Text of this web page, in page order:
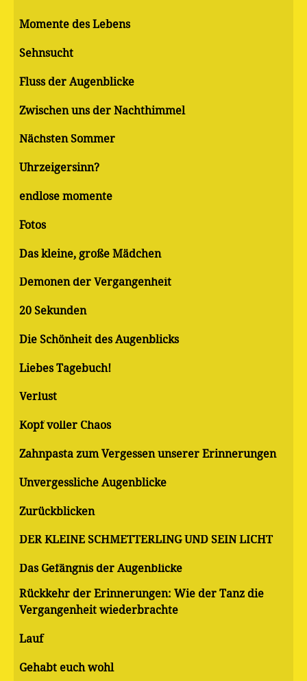
Momente des Lebens
Sehnsucht
Fluss der Augenblicke
Zwischen uns der Nachthimmel
Nächsten Sommer
Uhrzeigersinn?
endlose momente
Fotos
Das kleine, große Mädchen
Demonen der Vergangenheit
20 Sekunden
Die Schönheit des Augenblicks
Liebes Tagebuch!
Verlust
Kopf voller Chaos
Zahnpasta zum Vergessen unserer Erinnerungen
Unvergessliche Augenblicke
Zurückblicken
DER KLEINE SCHMETTERLING UND SEIN LICHT
Das Gefängnis der Augenblicke
Rückkehr der Erinnerungen: Wie der Tanz die
Vergangenheit wiederbrachte
Lauf
Gehabt euch wohl